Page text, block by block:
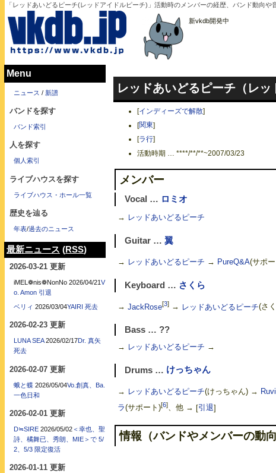
「レッドあいどるピーチ(レッドアイドルピーチ)」活動時のメンバーの経歴、バンド動向や
新vkdb開発中
レッドあいどるピーチ（レッ
[インディーズで解散]
[関東]
[ラ行]
活動時期 … ****/**/**~2007/03/23
メンバー
Vocal … ロミオ
→ レッドあいどるピーチ
Guitar … 翼
→ レッドあいどるピーチ → PureQ&A(サポ
Keyboard … さくら
→ JackRose[3]→ レッドあいどるピーチ(さ
Bass … ??
→ レッドあいどるピーチ →
Drums … けっちゃん
→ レッドあいどるピーチ(けっちゃん) →
ラ(サポート)[6]、他 → [引退]
情報（バンドやメンバーの動
Menu
ニュース / 新譜
バンドを探す
バンド索引
人を探す
個人索引
ライブハウスを探す
ライブハウス・ホール一覧
歴史を辿る
年表/過去のニュース
最新ニュース (RSS)
2026-03-21 更新
iMEL❁nis❁NonNo 2026/04/21 V
o. Amon 引退
ベリィ 2026/03/04YAIRI 死去
2026-02-23 更新
LUNA SEA 2026/02/17Dr. 真矢
死去
2026-02-07 更新
蛾と蝶 2026/05/04Vo.創真、Ba.
一色日和
2026-02-01 更新
D≒SIRE 2026/05/02＜幸也、聖
詩、橘舞已、秀朗、MIE＞で 5/
2、5/3 限定復活
2026-01-11 更新